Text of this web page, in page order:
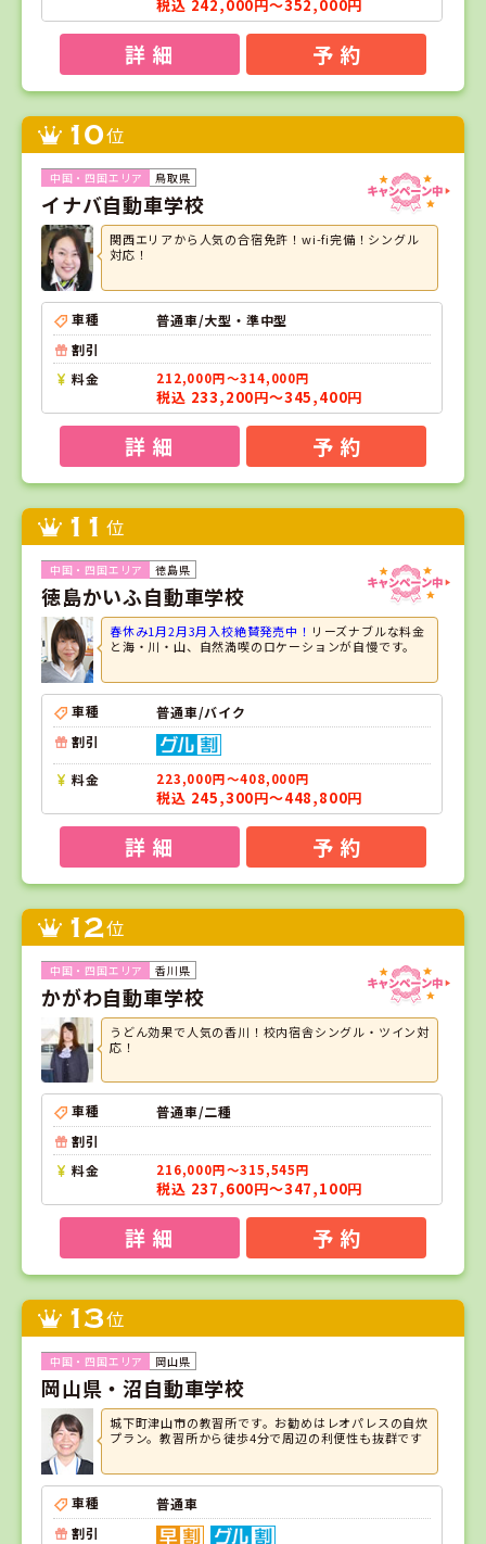
税込 242,000円～352,000円
詳 細 予 約
10位
鳥取県
イナバ自動車学校
関西エリアから人気の合宿免許！wi-fi完備！シングル
対応！
車種
普通車/大型・準中型
割引
料金
212,000円～314,000円
税込 233,200円～345,400円
詳 細 予 約
11 位
徳島県
徳島かいふ自動車学校
春休み1月2月3月入校絶賛発売中！ リーズナブルな料金
と海・川・山、自然満喫のロケーションが自慢です。
車種
普通車/バイク
割引
料金 223,000円～408,000円
税込 245,300円～448,800円
詳 細 予 約
12位
香川県
かがわ自動車学校
うどん効果で人気の香川！校内宿舎シングル・ツイン対
応！
車種
普通車/二種
割引
料金
216,000円～315,545円
税込 237,600円～347,100円
詳 細 予 約
13位
岡山県
岡山県・沼自動車学校
城下町津山市の教習所です。お勧めはレオパレスの自炊
プラン。教習所から徒歩4分で周辺の利便性も抜群です
車種
普通車
割引